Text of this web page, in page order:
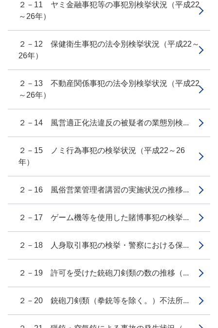
２－11 ヤミ金融事犯等の事犯別検挙状況（平成22
～26年）
２－12 保健衛生事犯の法令別検挙状況（平成22～
26年）
２－13 不動産関係事犯の法令別検挙状況（平成22
～26年）
２－14 風営適正化法違反の被疑者の業態別検...
２－15 ノミ行為事犯の検挙状況（平成22～26
年）
２－16 風俗営業管理者講習の実施状況の推移...
２－17 ゲーム機等を使用した賭博事犯の検挙...
２－18 人身取引事犯の検挙・警察における保...
２－19 許可を受けた銃砲刀剣類の数の推移（...
２－20 銃砲刀剣類（拳銃等を除く。）不法所...